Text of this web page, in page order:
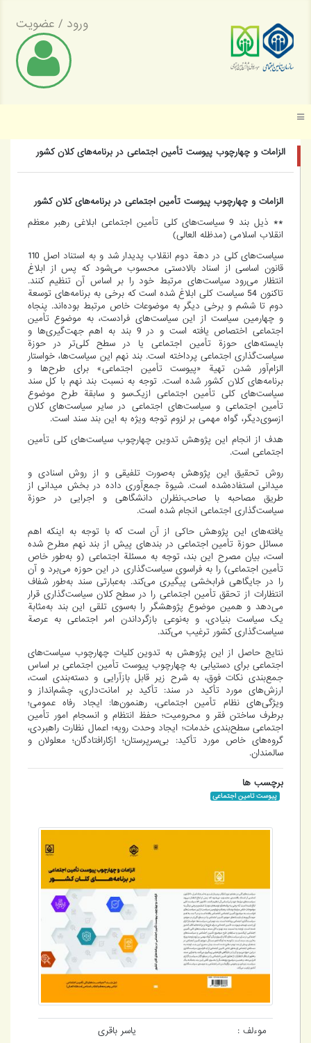
موسسه عالی پژوهش تأمین اجتماعی
ورود/عضویت
الزامات و چهارچوب پیوست تأمین اجتماعی در برنامه‌های کلان کشور
الزامات و چهارچوب پیوست تأمین اجتماعی در برنامه‌های کلان کشور
** ذیل بند 9 سیاست‌های کلی تأمین اجتماعی ابلاغی رهبر معظم
انقلاب اسلامی (مدظله العالی)
سیاست‌های کلی در دهة دوم انقلاب پدیدار شد و به استناد اصل 110
قانون اساسی از اسناد بالادستی محسوب می‌شود که پس از ابلاغ
انتظار می‌رود سیاست‌های مرتبط خود را بر اساس آن تنظیم کنند.
تاکنون 54 سیاست کلی ابلاغ‌ شده است که برخی به برنامه‌های توسعة
دوم تا ششم و برخی دیگر به موضوعات خاص مرتبط بوده‌اند. پنجاه
‌و چهارمین سیاست از این سیاست‌های فرادست، به موضوع تأمین
اجتماعی اختصاص ‌یافته است و در 9 بند به اهم جهت‌گیری‌ها و
بایسته‌های حوزة تأمین اجتماعی یا در سطح کلی‌تر در حوزة
سیاست‌گذاری اجتماعی پرداخته است. بند نهم این سیاست‌ها، خواستار
الزام‌آور شدن تهیة «پیوست تأمین اجتماعی» برای طرح‌ها و
برنامه‌های کلان کشور شده است. توجه به نسبت بند نهم با کل سند
سیاست‌های کلی تأمین اجتماعی ازیک‌سو و سابقة طرح موضوع
تأمین اجتماعی و سیاست‌های اجتماعی در سایر سیاست‌های کلان
ازسوی‌دیگر، گواه مهمی بر لزوم توجه ویژه به این بند سند است.
هدف از انجام این پژوهش تدوین چهارچوب سیاست‌های کلی تأمین
اجتماعی است.
روش تحقیق این پژوهش به‌صورت تلفیقی و از روش اسنادی و
میدانی استفاده‌شده است. شیوة جمع‌آوری داده در بخش میدانی از
طریق مصاحبه با صاحب‌نظران دانشگاهی و اجرایی در حوزة
سیاست‌گذاری اجتماعی انجام‌ شده است.
یافته‌های این پژوهش حاکی از آن است که با توجه به اینکه اهم
مسائل حوزة تأمین اجتماعی در بندهای پیش از بند نهم مطرح ‌شده
است، بیان مصرح این بند، توجه به مسئلة اجتماعی (و به‌طور خاص
تأمین اجتماعی) را به فراسوی سیاست‌گذاری در این حوزه می‌برد و آن
را در جایگاهی فرابخشی پیگیری می‌کند. به‌عبارتی سند به‌طور شفاف
انتظارات از تحقق تأمین اجتماعی را در سطح کلان سیاست‌گذاری قرار
می‌دهد و همین موضوع پژوهشگر را به‌سوی تلقی این بند به‌مثابة
یک سیاست بنیادی، و به‌نوعی بازگرداندن امر اجتماعی به عرصة
سیاست‌گذاری کشور ترغیب می‌کند.
نتایج حاصل از این پژوهش به تدوین کلیات چهارچوب سیاست‌های
اجتماعی برای دستیابی به چهارچوب پیوست تأمین اجتماعی بر اساس
جمع‌بندی نکات فوق، به شرح زیر قابل بازآرایی و دسته‌بندی است،
ارزش‌های مورد تأکید در سند: تأکید بر امانت‌داری، چشم‌انداز و
ویژگی‌های نظام تأمین اجتماعی، رهنمون‌ها: ایجاد رفاه عمومی؛
برطرف ساختن فقر و محرومیت؛ حفظ انتظام و انسجام امور تأمین
اجتماعی سطح‌بندی خدمات؛ ایجاد وحدت رویه؛ اعمال نظارت راهبردی،
گروه‌های خاص مورد تأکید: بی‌سرپرستان؛ ازکارافتادگان؛ معلولان و
سالمندان.
برچسب ها
پیوست تامین اجتماعی
موءلف :
یاسر باقری